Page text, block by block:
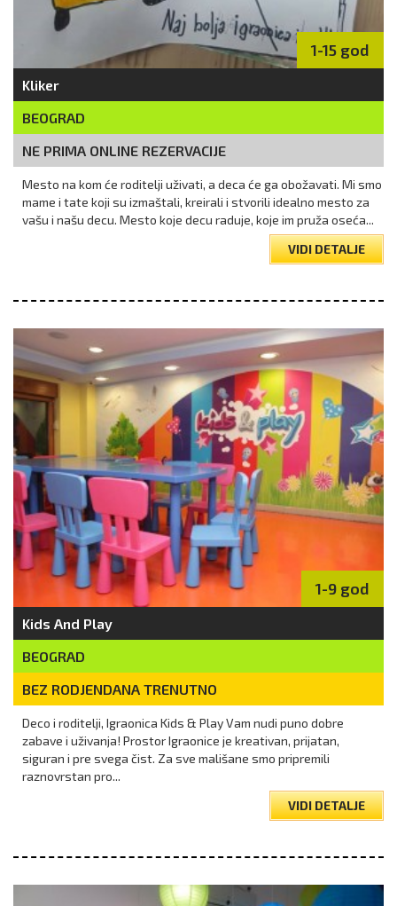
1-15 god
Kliker
BEOGRAD
NE PRIMA ONLINE REZERVACIJE
Mesto na kom će roditelji uživati, a deca će ga obožavati. Mi smo
mame i tate koji su izmaštali, kreirali i stvorili idealno mesto za
vašu i našu decu. Mesto koje decu raduje, koje im pruža oseća...
VIDI DETALJE
1-9 god
Kids And Play
BEOGRAD
BEZ RODJENDANA TRENUTNO
Deco i roditelji, Igraonica Kids & Play Vam nudi puno dobre
zabave i uživanja! Prostor Igraonice je kreativan, prijatan,
siguran i pre svega čist. Za sve mališane smo pripremili
raznovrstan pro...
VIDI DETALJE